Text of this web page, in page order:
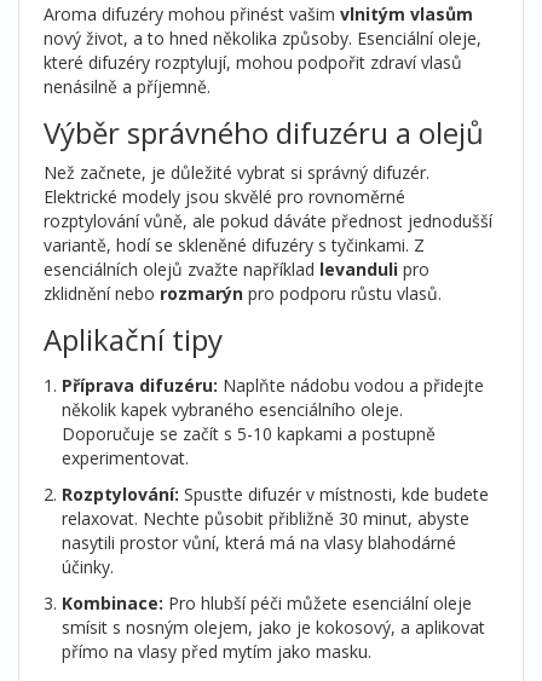
Aroma difuzéry mohou přinést vašim vlnitým vlasům
nový život, a to hned několika způsoby. Esenciální oleje,
které difuzéry rozptylují, mohou podpořit zdraví vlasů
nenásilně a příjemně.
Výběr správného difuzéru a olejů
Než začnete, je důležité vybrat si správný difuzér.
Elektrické modely jsou skvělé pro rovnoměrné
rozptylování vůně, ale pokud dáváte přednost jednodušší
variantě, hodí se skleněné difuzéry s tyčinkami. Z
esenciálních olejů zvažte například levanduli pro
zklidnění nebo rozmarýn pro podporu růstu vlasů.
Aplikační tipy
Příprava difuzéru: Naplňte nádobu vodou a přidejte
několik kapek vybraného esenciálního oleje.
Doporučuje se začít s 5-10 kapkami a postupně
experimentovat.
Rozptylování: Spusťte difuzér v místnosti, kde budete
relaxovat. Nechte působit přibližně 30 minut, abyste
nasytili prostor vůní, která má na vlasy blahodárné
účinky.
Kombinace: Pro hlubší péči můžete esenciální oleje
smísit s nosným olejem, jako je kokosový, a aplikovat
přímo na vlasy před mytím jako masku.